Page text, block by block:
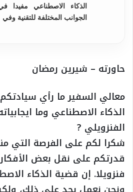
الذكاء الاصطناعي مفيدا
الجوانب المختلفة للتقنية وفي
حاورته – شيرين رمضان
معالي السفير ما رأي
الذكاء الاصطناعي وما
الفنزويلي ?
شكرا لكم على الفرصة التي
قدرتكم على نقل بعض
فنزويلا. إن قضية الذكاء